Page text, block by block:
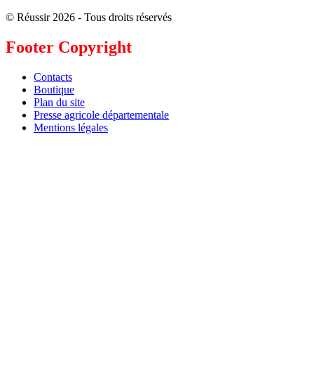
© Réussir 2026 - Tous droits réservés
Footer Copyright
Contacts
Boutique
Plan du site
Presse agricole départementale
Mentions légales